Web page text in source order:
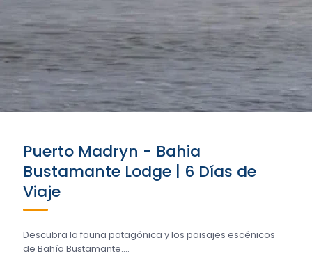
Puerto Madryn - Bahia
Bustamante Lodge | 6 Días de
Viaje
Descubra la fauna patagónica y los paisajes escénicos
de Bahía Bustamante....